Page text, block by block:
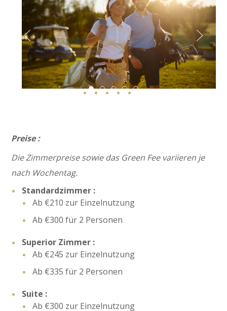
Happy Woman And Her Golf
DSC09379 Enhanced NR
BB 20220901 4937
648666017
Preise :
Die Zimmerpreise sowie das Green Fee variieren je
nach Wochentag.
Standardzimmer :
Ab €210 zur Einzelnutzung
Ab €300 für 2 Personen
Superior Zimmer :
Ab €245 zur Einzelnutzung
Ab €335 für 2 Personen
Suite :
Ab €300 zur Einzelnutzung